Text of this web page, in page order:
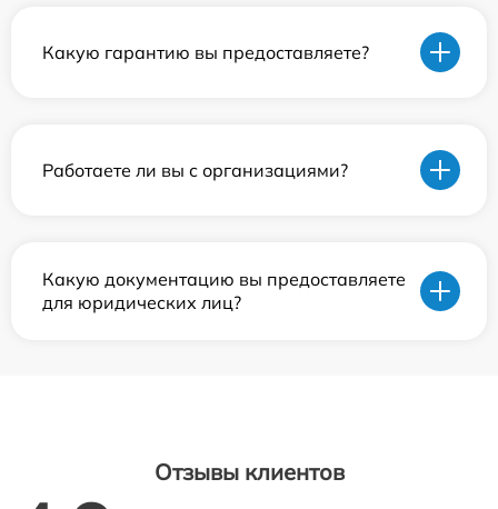
Какую гарантию вы предоставляете?
Работаете ли вы с организациями?
Какую документацию вы предоставляете
для юридических лиц?
Отзывы клиентов